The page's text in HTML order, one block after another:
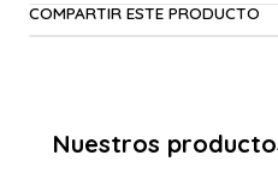
COMPARTIR ESTE PRODUCTO